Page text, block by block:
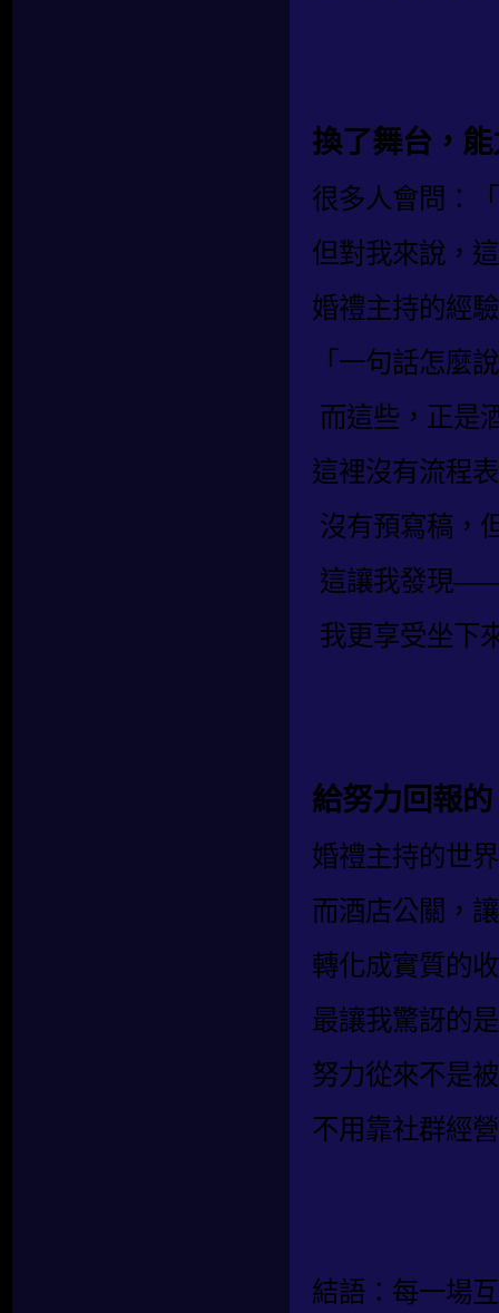
換了舞台，
很多人會問：
但對我來說，
婚禮主持的經
「一句話怎麼
而這些，正是
這裡沒有流程
沒有預寫稿，
這讓我發現
我更享受坐下
給努力回報
婚禮主持的世
而酒店公關，
轉化成實質的
最讓我驚訝的
努力從來不是
不用靠社群經
結語：每一場